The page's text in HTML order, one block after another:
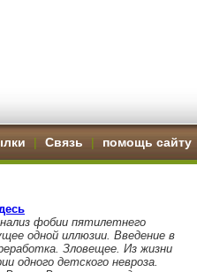
| Связь | помощь сайту
фобии пятилетнего
одной иллюзии. Введение в
Зловещее. Из жизни
одного детского невроза.